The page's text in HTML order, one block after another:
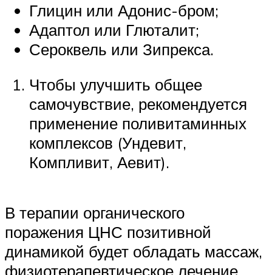
Глицин или Адонис-бром;
Адаптол или Глюталит;
Сероквель или Зипрекса.
Чтобы улучшить общее
самочувствие, рекомендуется
применение поливитаминных
комплексов (Ундевит,
Компливит, Аевит).
В терапии органического
поражения ЦНС позитивной
динамикой будет обладать массаж,
физиотерапевтическое лечение,